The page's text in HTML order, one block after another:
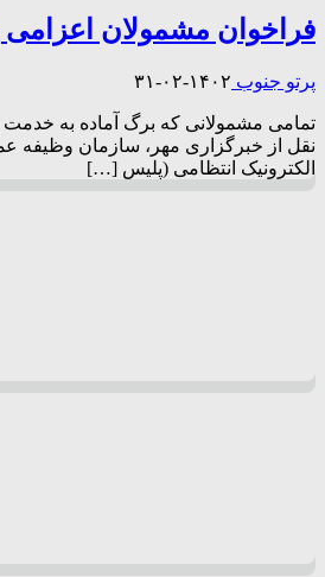
فراخوان مشمولان اعزامی
پرتو جنوب ۱۴۰۲-۰۲-۳۱
الکترونیک انتظامی (پلیس […]